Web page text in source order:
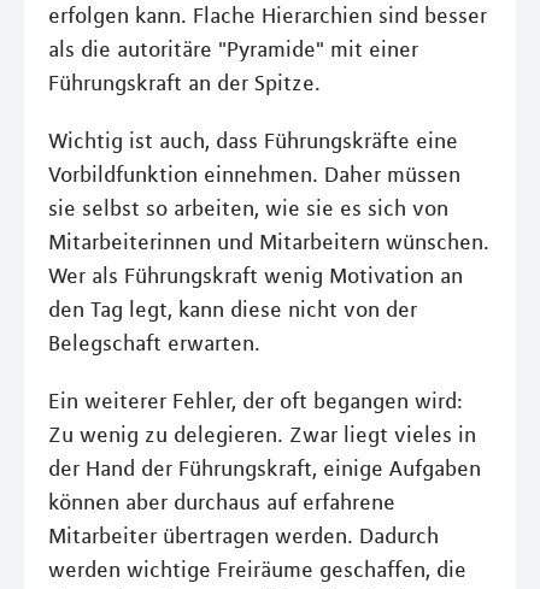
erfolgen kann. Flache Hierarchien sind besser
als die autoritäre "Pyramide" mit einer
Führungskraft an der Spitze.
Wichtig ist auch, dass Führungskräfte eine
Vorbildfunktion einnehmen. Daher müssen
sie selbst so arbeiten, wie sie es sich von
Mitarbeiterinnen und Mitarbeitern wünschen.
Wer als Führungskraft wenig Motivation an
den Tag legt, kann diese nicht von der
Belegschaft erwarten.
Ein weiterer Fehler, der oft begangen wird:
Zu wenig zu delegieren. Zwar liegt vieles in
der Hand der Führungskraft, einige Aufgaben
können aber durchaus auf erfahrene
Mitarbeiter übertragen werden. Dadurch
werden wichtige Freiräume geschaffen, die